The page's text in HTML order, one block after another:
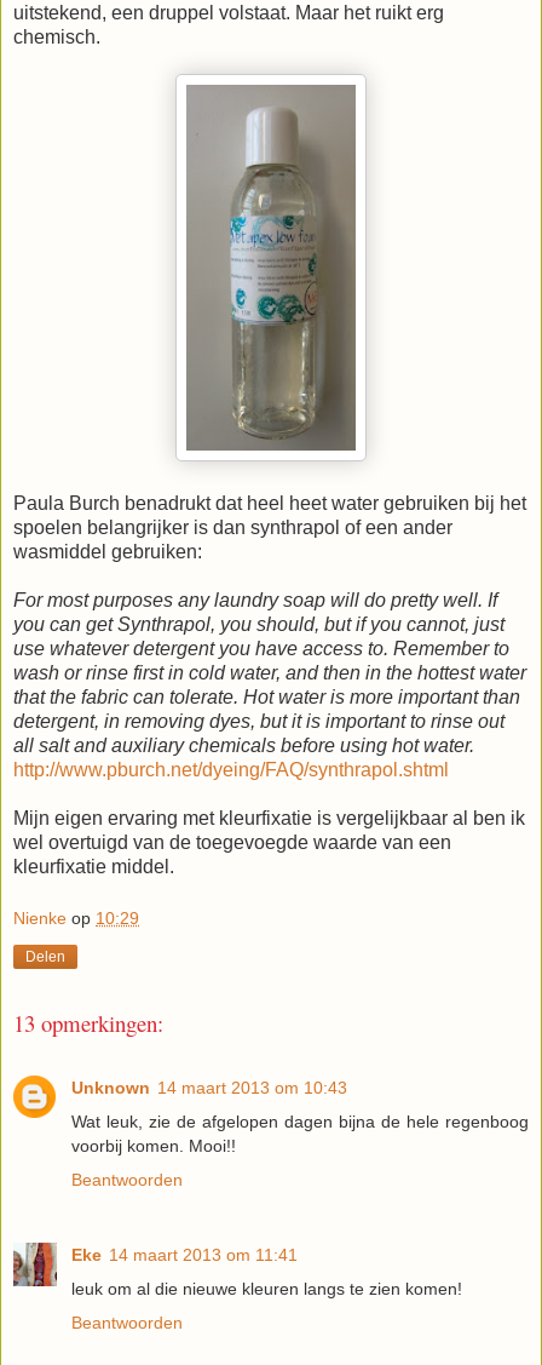
uitstekend, een druppel volstaat. Maar het ruikt erg
chemisch.
Paula Burch benadrukt dat heel heet water gebruiken bij het
spoelen belangrijker is dan synthrapol of een ander
wasmiddel gebruiken:
For most purposes any laundry soap will do pretty well. If
you can get Synthrapol, you should, but if you cannot, just
use whatever detergent you have access to. Remember to
wash or rinse first in cold water, and then in the hottest water
that the fabric can tolerate. Hot water is more important than
detergent, in removing dyes, but it is important to rinse out
all salt and auxiliary chemicals before using hot water.
http://www.pburch.net/dyeing/FAQ/synthrapol.shtml
Mijn eigen ervaring met kleurfixatie is vergelijkbaar al ben ik
wel overtuigd van de toegevoegde waarde van een
kleurfixatie middel.
Nienke op 10:29
Delen
13 opmerkingen:
Unknown 14 maart 2013 om 10:43
Wat leuk, zie de afgelopen dagen bijna de hele regenboog
voorbij komen. Mooi!!
Beantwoorden
Eke 14 maart 2013 om 11:41
leuk om al die nieuwe kleuren langs te zien komen!
Beantwoorden